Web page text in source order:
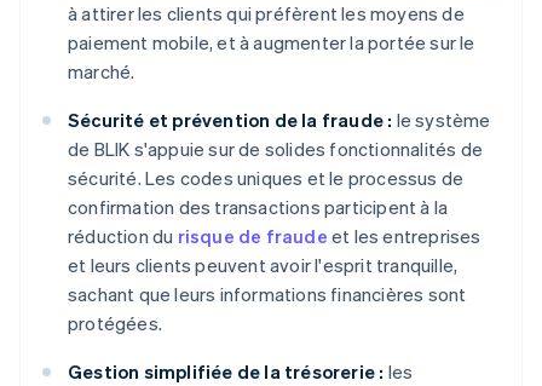
à attirer les clients qui préfèrent les moyens de
paiement mobile, et à augmenter la portée sur le
marché.
Sécurité et prévention de la fraude : le système
de BLIK s'appuie sur de solides fonctionnalités de
sécurité. Les codes uniques et le processus de
confirmation des transactions participent à la
réduction du risque de fraude et les entreprises
et leurs clients peuvent avoir l'esprit tranquille,
sachant que leurs informations financières sont
protégées.
Gestion simplifiée de la trésorerie : les